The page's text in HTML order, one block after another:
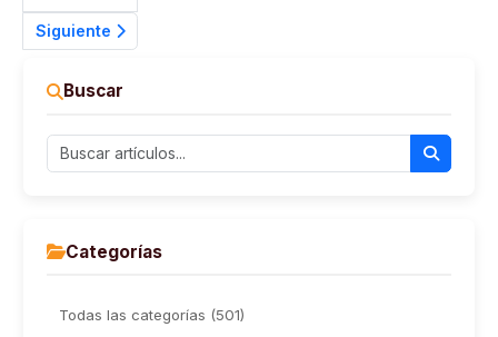
Siguiente
Buscar
Categorías
Todas las categorías (501)